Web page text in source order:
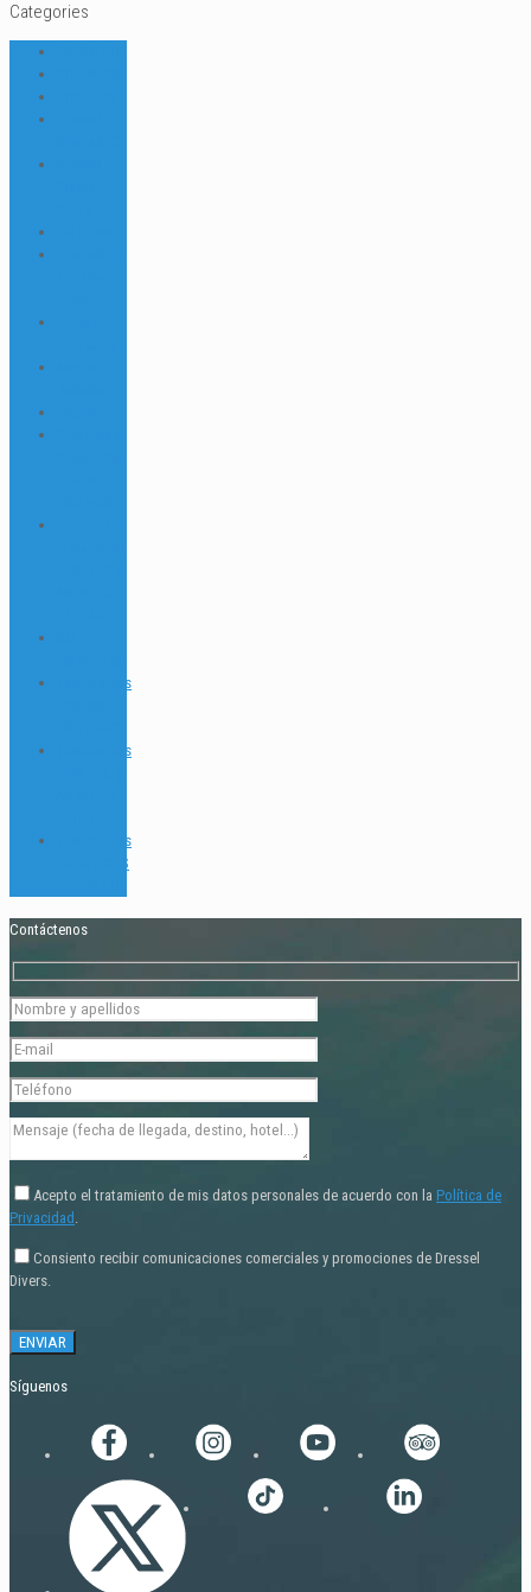
Categories
Testimonios
Testimonios
Testimonios
PRÁCTICAS
Contáctenos
Acepto el tratamiento de mis datos personales de acuerdo con la Política de
Privacidad
Consiento recibir comunicaciones comerciales y promociones de Dressel
Divers.
Síguenos